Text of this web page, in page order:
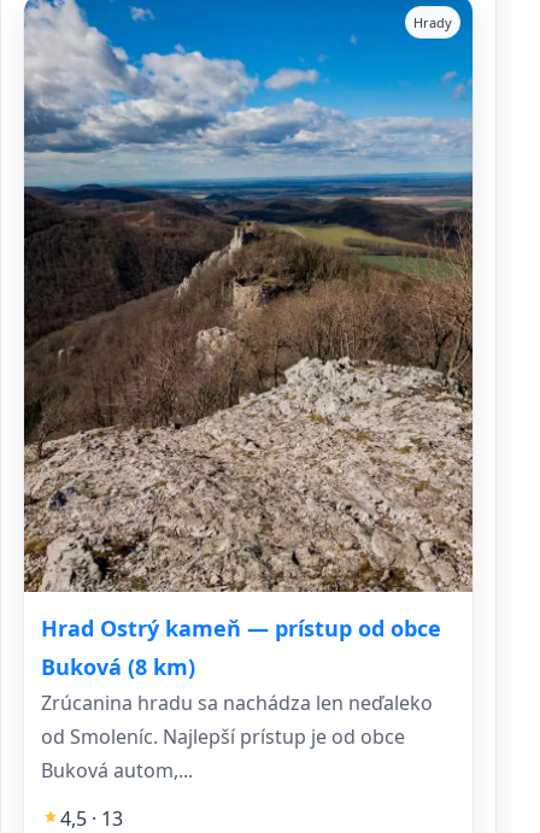
Hrad Ostrý kameň — prístup od obce
Buková (8 km)
Hrady
Zrúcanina hradu sa nachádza len neďaleko
od Smoleníc. Najlepší prístup je od obce
Buková autom,...
4,5 · 13